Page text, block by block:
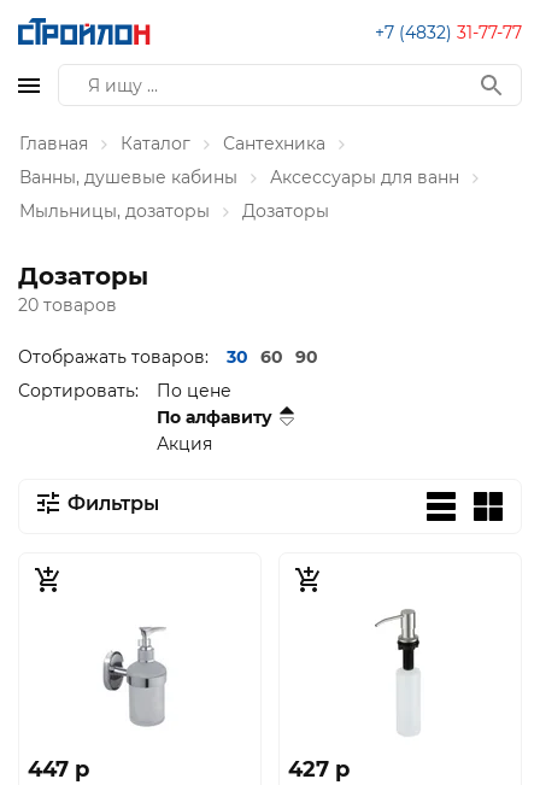
+7 (4832) 31-77-77
Главная Каталог
Сантехника
Ванны, душевые кабины
Аксессуары для ванн
Мыльницы, дозаторы
Дозаторы
Дозаторы
20 товаров
Отображать товаров: 30 60
90
Сортировать:
По цене
По алфавиту
Акция
Фильтры
447 p 427 p